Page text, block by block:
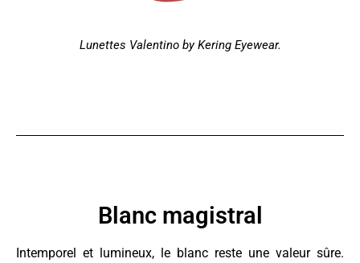
Lunettes Valentino by Kering Eyewear.
Blanc magistral
Intemporel et lumineux, le blanc reste une valeur sûre.